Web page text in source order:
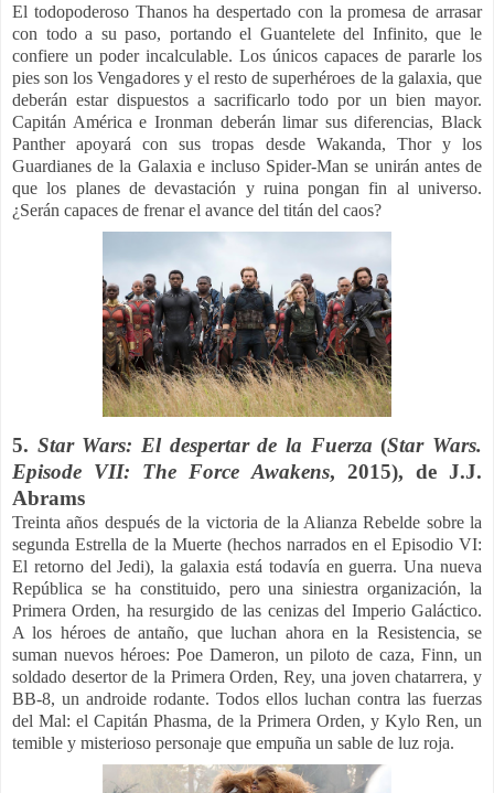
El todopoderoso Thanos ha despertado con la promesa de arrasar
con todo a su paso, portando el Guantelete del Infinito, que le
confiere un poder incalculable. Los únicos capaces de pararle los
pies son los Vengadores y el resto de superhéroes de la galaxia, que
deberán estar dispuestos a sacrificarlo todo por un bien mayor.
Capitán América e Ironman deberán limar sus diferencias, Black
Panther apoyará con sus tropas desde Wakanda, Thor y los
Guardianes de la Galaxia e incluso Spider-Man se unirán antes de
que los planes de devastación y ruina pongan fin al universo.
¿Serán capaces de frenar el avance del titán del caos?
5. Star Wars: El despertar de la Fuerza(Star Wars.
Episode VII: The Force Awakens, 2015), deJ.J.
Abrams
Treinta años después de la victoria de la Alianza Rebelde sobre la
segunda Estrella de la Muerte (hechos narrados en el Episodio VI:
El retorno del Jedi), la galaxia está todavía en guerra. Una nueva
República se ha constituido, pero una siniestra organización, la
Primera Orden, ha resurgido de las cenizas del Imperio Galáctico.
A los héroes de antaño, que luchan ahora en la Resistencia, se
suman nuevos héroes: Poe Dameron, un piloto de caza, Finn, un
soldado desertor de la Primera Orden, Rey, una joven chatarrera, y
BB-8, un androide rodante. Todos ellos luchan contra las fuerzas
del Mal: el Capitán Phasma, de la Primera Orden, y Kylo Ren, un
temible y misterioso personaje que empuña un sable de luz roja.